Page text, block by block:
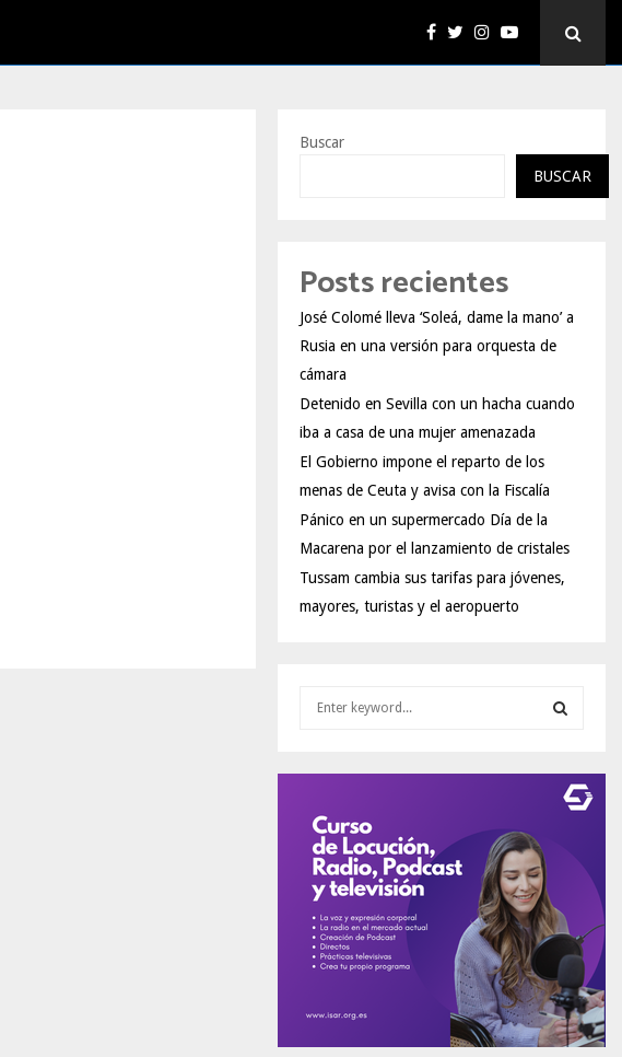
Buscar
BUSCAR
Posts recientes
José Colomé lleva ‘Soleá, dame la mano’ a
Rusia en una versión para orquesta de
cámara
Detenido en Sevilla con un hacha cuando
iba a casa de una mujer amenazada
El Gobierno impone el reparto de los
menas de Ceuta y avisa con la Fiscalía
Pánico en un supermercado Día de la
Macarena por el lanzamiento de cristales
Tussam cambia sus tarifas para jóvenes,
mayores, turistas y el aeropuerto
C
H